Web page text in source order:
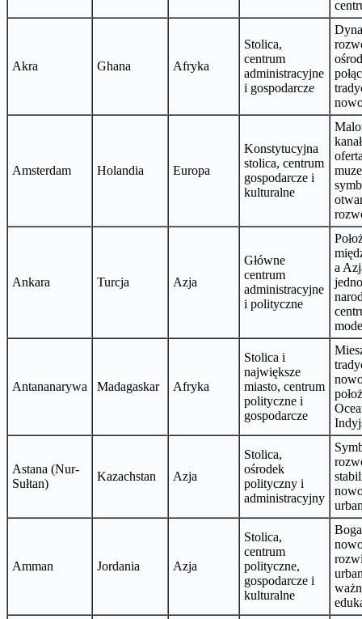
Akra Ghana Afryka
Stolica,
centrum
administracyjne
i gospodarcze
Amsterdam Holandia Europa
Konstytucyjna
stolica, centrum
gospodarcze i
kulturalne
Ankara Turcja Azja
Główne
centrum
administracyjne
i polityczne
a
Antananarywa Madagaskar Afryka
Stolica i
największe
miasto, centrum
polityczne i
gospodarcze
Astana (Nur-
Sułtan)
Kazachstan Azja
Stolica,
ośrodek
polityczny i
administracyjny
Amman Jordania Azja
Stolica,
centrum
polityczne,
gospodarcze i
kulturalne